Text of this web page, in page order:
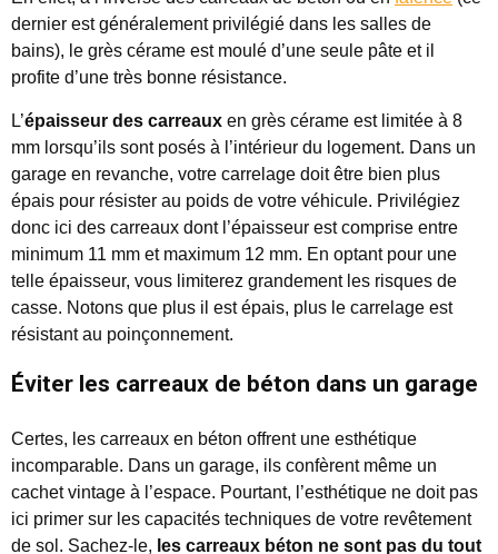
dernier est généralement privilégié dans les salles de
bains), le grès cérame est moulé d’une seule pâte et il
profite d’une très bonne résistance.
L’épaisseur des carreaux en grès cérame est limitée à 8
mm lorsqu’ils sont posés à l’intérieur du logement. Dans un
garage en revanche, votre carrelage doit être bien plus
épais pour résister au poids de votre véhicule. Privilégiez
donc ici des carreaux dont l’épaisseur est comprise entre
minimum 11 mm et maximum 12 mm. En optant pour une
telle épaisseur, vous limiterez grandement les risques de
casse. Notons que plus il est épais, plus le carrelage est
résistant au poinçonnement.
Éviter les carreaux de béton dans un garage
Certes, les carreaux en béton offrent une esthétique
incomparable. Dans un garage, ils confèrent même un
cachet vintage à l’espace. Pourtant, l’esthétique ne doit pas
ici primer sur les capacités techniques de votre revêtement
de sol. Sachez-le, les carreaux béton ne sont pas du tout